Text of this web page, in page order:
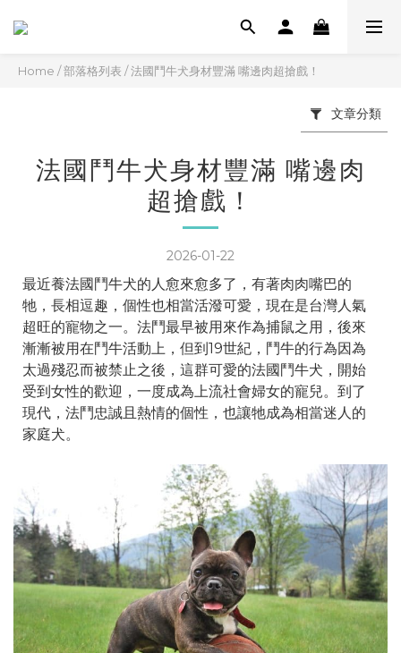
Home /部落格列表 /法國鬥牛犬身材豐滿 嘴邊肉超搶戲！
文章分類
法國鬥牛犬身材豐滿 嘴邊肉
超搶戲！
2026-01-22
最近養法國鬥牛犬的人愈來愈多了，有著肉肉嘴巴的
牠，長相逗趣，個性也相當活潑可愛，現在是台灣人氣
超旺的寵物之一。法鬥最早被用來作為捕鼠之用，後來
漸漸被用在鬥牛活動上，但到19世紀，鬥牛的行為因為
太過殘忍而被禁止之後，這群可愛的法國鬥牛犬，開始
受到女性的歡迎，一度成為上流社會婦女的寵兒。到了
現代，法鬥忠誠且熱情的個性，也讓牠成為相當迷人的
家庭犬。